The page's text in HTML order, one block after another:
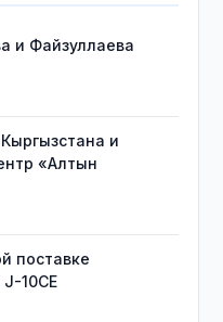
и Файзуллаева
и
«Алтын
поставке
10CE